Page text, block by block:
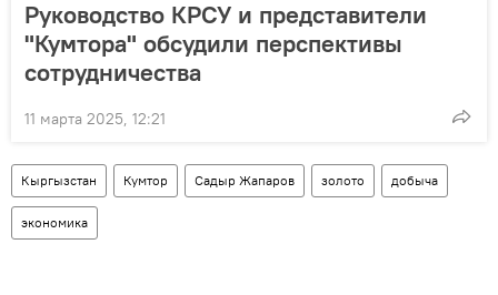
Руководство КРСУ и представители
"Кумтора" обсудили перспективы
сотрудничества
11 марта 2025, 12:21
Кыргызстан Кумтор Садыр Жапаров золото добыча
экономика